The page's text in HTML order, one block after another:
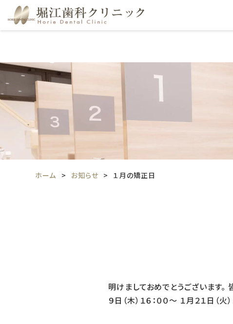
ホーム お知らせ １月の矯正日
明けましておめでとうございます。
９日（木）１６：００〜 １月２１日（火